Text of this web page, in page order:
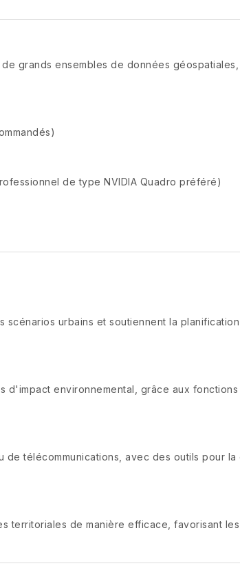
grands ensembles de données
de type NVIDIA Quadro préféré)
urbains et soutiennent la
environnemental, grâce aux
télécommunications, avec des outils pour la
territoriales de manière efficace, favorisant